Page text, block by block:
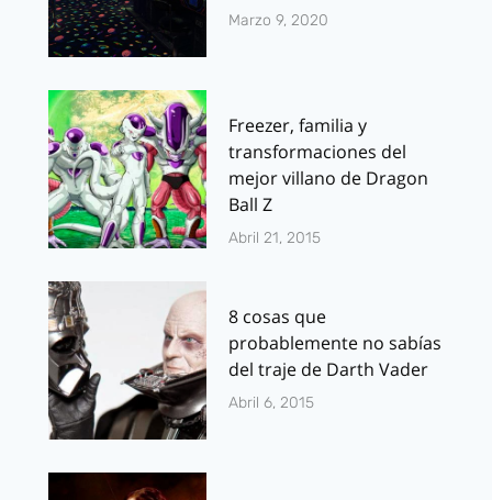
Marzo 9, 2020
Freezer, familia y
transformaciones del
mejor villano de Dragon
Ball Z
Abril 21, 2015
8 cosas que
probablemente no sabías
del traje de Darth Vader
Abril 6, 2015